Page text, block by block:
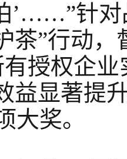
’……”针
茶”行动
授权企
益显著提
大奖。